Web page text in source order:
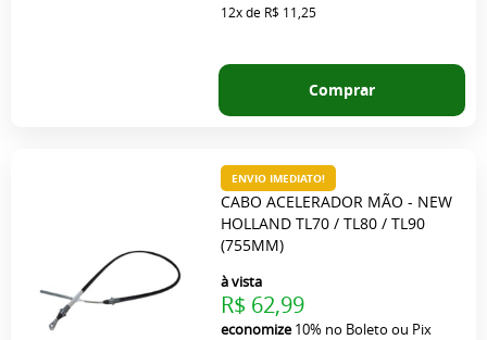
12xde R$ 11,25
Comprar
CABO ACELERADOR MÃO - NEW
HOLLAND TL70 / TL80 / TL90
(755MM)
à vista
R$ 62,99
economize10% no Boleto ou Pix
ENVIO IMEDIATO!